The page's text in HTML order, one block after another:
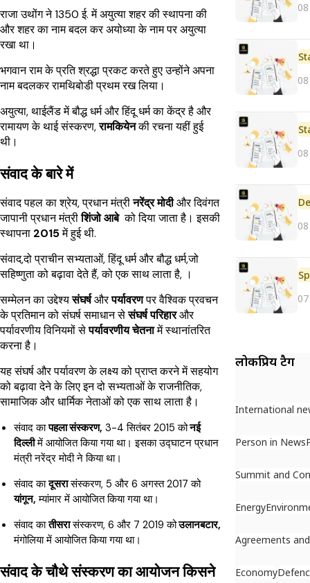
राजा उथोंग ने 1350 ई. में अयुत्या शहर की स्थापना की
और शहर का नाम बदल कर अयोध्या के नाम पर अयुत्या
रखा था।
भगवान राम के प्रति श्रद्धा प्रकट करते हुए उन्होंने अपना
नाम बदलकर रामथिबोडी प्रथम रख लिया।
अयुत्या, थाईलैंड में बौद्ध धर्म और हिंदू धर्म का केंद्र है और
रामायण के थाई संस्करण,रामकियेनकी रचना यहीं हुई
थी।
संवाद के बारे में
संवाद पहल का श्रेय, प्रधान मंत्रीनरेंद्र मोदीऔर दिवंगत
जापानी प्रधान मंत्रीशिंजो आबेको दिया जाता है। इसकी
स्थापना 2015में हुई थी.
संवाद,दो प्राचीन सभ्यताओं, हिंदू धर्म और बौद्ध धर्म,जो
सहिष्णुता को बढ़ावा देते हैं, को एक साथ लाता है, ।
सम्मेलन का उद्देश्यसंघर्षऔरपर्यावरणपर वैश्विक प्रवचन
के प्रतिमान को संघर्ष समाधान सेसंघर्ष परिहारऔर
पर्यावरणीय विनियमों सेपर्यावरणीय चेतनामें स्थानांतरित
करना है।
यह संघर्ष और पर्यावरण के लक्ष्य को प्राप्त करने में सहयोग
को बढ़ावा देने के लिए इन दो सभ्यताओं के राजनीतिक,
सामाजिक और धार्मिक नेताओं को एक साथ लाता है।
संवाद कापहला संस्करण, 3-4 सितंबर 2015 कोनई
दिल्लीमें आयोजित किया गया था। इसका उद्घाटन प्रधान
मंत्री नरेंद्र मोदी ने किया था।
संवाद कादूसरासंस्करण, 5 और 6 अगस्त 2017 को
यांगून, म्यांमार में आयोजित किया गया था।
संवाद कातीसरासंस्करण, 6 और 7 2019 कोउलानबटार,
मंगोलिया में आयोजित किया गया था।
संवाद के चौथे संस्करण का आयोजन किसने
लोकप्रिय टैग
International
Person in News
Summit and
Energy
Agreements
Economy